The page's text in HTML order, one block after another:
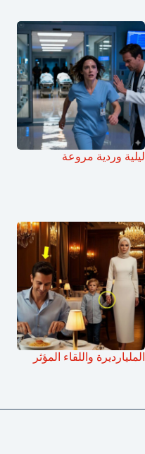
ليلية وردية مروعة
المليارديرة واللقاء المؤثر